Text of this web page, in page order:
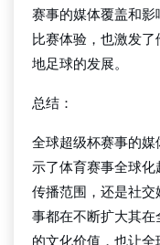
赛事的媒体覆盖和
比赛体验，也激发
地足球的发展。
总结：
全球超级杯赛事的
示了体育赛事全球
传播范围，还是社
事都在不断扩大其
的文化价值，也让